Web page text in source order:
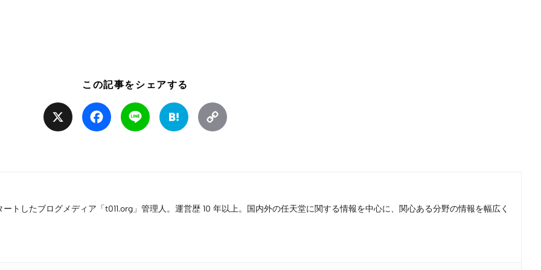
この記事をシェアする
Facebook Line Hatena
トしたブログメディア「t011.org」管理人。運営歴 10 年以上。国内外の任天堂に関する情報を中心に、関心ある分野の情報を幅広く